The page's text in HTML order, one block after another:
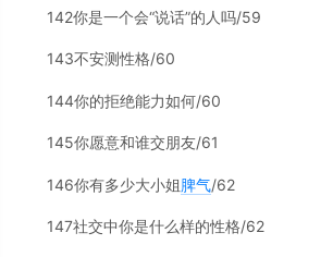
142你是一个会“说话”的人吗/59
143不安测性格/60
144你的拒绝能力如何/60
145你愿意和谁交朋友/61
146你有多少大小姐脾气/62
147社交中你是什么样的性格/62